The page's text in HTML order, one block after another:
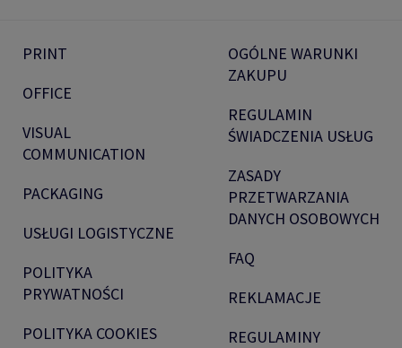
PRINT
OFFICE
VISUAL
COMMUNICATION
PACKAGING
USŁUGI LOGISTYCZNE
POLITYKA
PRYWATNOŚCI
POLITYKA COOKIES
OGÓLNE WARUNKI
ZAKUPU
REGULAMIN
ŚWIADCZENIA USŁUG
ZASADY
PRZETWARZANIA
DANYCH OSOBOWYCH
FAQ
REKLAMACJE
REGULAMINY